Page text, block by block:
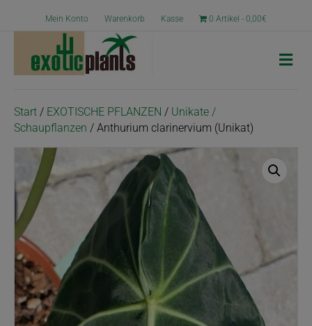
Mein Konto Warenkorb Kasse 0 Artikel 0,00€
N
a
Start / EXOTISCHE PFLANZEN / Unikate /
Schaupflanzen / Anthurium clarinervium (Unikat)